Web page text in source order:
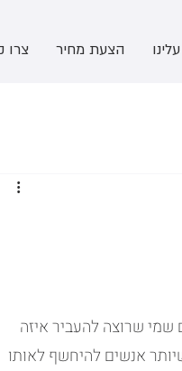
הצעת מחיר צרו
שמי שרוצה להעביר איזה
אנשים להיחשף לאותו